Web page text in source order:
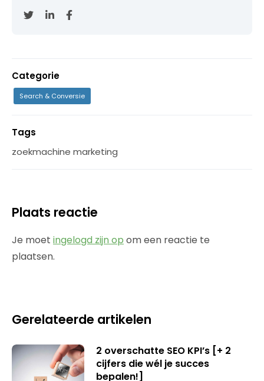
Categorie
Search & Conversie
Tags
zoekmachine marketing
Plaats reactie
Je moet ingelogd zijn op om een reactie te
plaatsen.
Gerelateerde artikelen
2 overschatte SEO KPI’s [+ 2
cijfers die wél je succes
bepalen!]